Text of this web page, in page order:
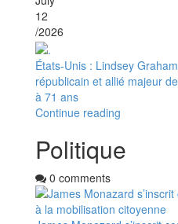
12
/2026
États-Unis : Lindsey
républicain et allié majeur
à 71 ans
Continue reading
Politique
0 comments